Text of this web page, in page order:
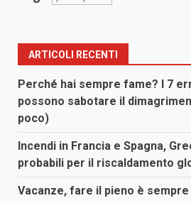
ARTICOLI RECENTI
Perché hai sempre fame? I 7
possono sabotare il
poco)
Incendi in Francia e Spagna,
probabili per il riscaldamento
Vacanze, fare il pieno è sempre